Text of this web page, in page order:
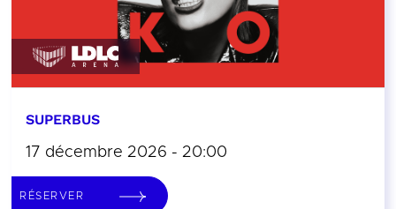
SUPERBUS
17 décembre 2026 - 20:00
RÉSERVER